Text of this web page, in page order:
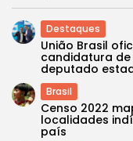
Destaques
União Brasil
candidatura de
deputado
Brasil
Censo 2022
localidades
país